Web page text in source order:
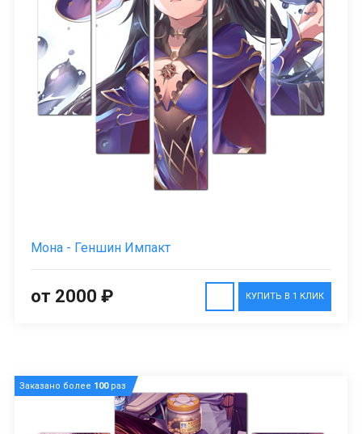
Мона - Геншин Импакт
КУПИТЬ В 1 КЛИК
от 2000 ₽
Заказано более 100раз